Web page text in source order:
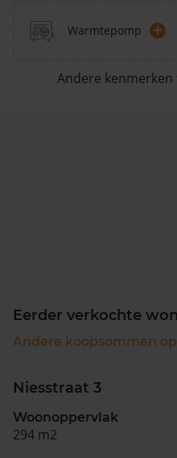
Warmtepomp +
Andere kenmerken
Eerder verkochte
Andere koopsommen
Niesstraat 3
Woonoppervlak
294 m2